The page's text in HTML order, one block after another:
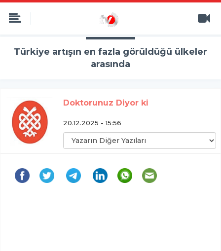
Türkiye artışın en fazla görüldüğü ülkeler
arasında
Doktorunuz Diyor ki
20.12.2025 - 15:56